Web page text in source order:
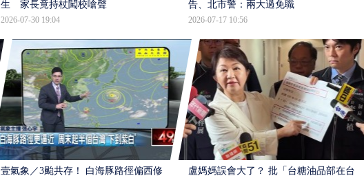
生 家長竟持杖闖校嗆聲
2026-07-30 19:04
告、北市警：兩大過免職
2026-07-17 10:56
壹氣象／3颱共存！ 白海豚路徑偏西修
盧媽媽誤會大了？ 批「台糖油品部在台